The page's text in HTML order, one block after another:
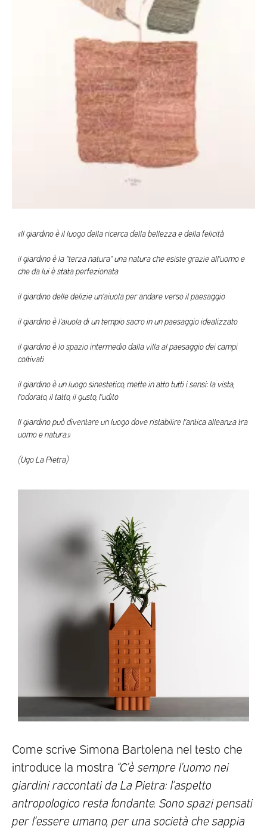
«Il giardino è il luogo della ricerca della bellezza e della felicità
il giardino è la “terza natura” una natura che esiste grazie all’uomo e
che da lui è stata perfezionata
il giardino delle delizie un’aiuola per andare verso il paesaggio
il giardino è l’aiuola di un tempio sacro in un paesaggio idealizzato
il giardino è lo spazio intermedio dalla villa al paesaggio dei campi
coltivati
il giardino è un luogo sinestetico, mette in atto tutti i sensi: la vista,
l’odorato, il tatto, il gusto, l’udito
Il giardino può diventare un luogo dove ristabilire l’antica alleanza tra
uomo e natura.»
(Ugo La Pietra)
Come scrive Simona Bartolena nel testo che
introduce la mostra “C’è sempre l’uomo nei
giardini raccontati da La Pietra: l’aspetto
antropologico resta fondante. Sono spazi pensati
per l’essere umano, per una società che sappia